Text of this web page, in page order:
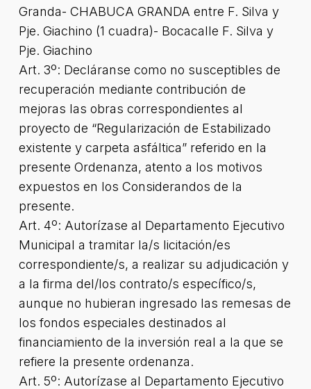
Granda- CHABUCA GRANDA entre F. Silva y
Pje. Giachino (1 cuadra)- Bocacalle F. Silva y
Pje. Giachino
Art. 3º: Decláranse como no susceptibles de
recuperación mediante contribución de
mejoras las obras correspondientes al
proyecto de “Regularización de Estabilizado
existente y carpeta asfáltica” referido en la
presente Ordenanza, atento a los motivos
expuestos en los Considerandos de la
presente.
Art. 4º: Autorízase al Departamento Ejecutivo
Municipal a tramitar la/s licitación/es
correspondiente/s, a realizar su adjudicación y
a la firma del/los contrato/s específico/s,
aunque no hubieran ingresado las remesas de
los fondos especiales destinados al
financiamiento de la inversión real a la que se
refiere la presente ordenanza.
Art. 5º: Autorízase al Departamento Ejecutivo